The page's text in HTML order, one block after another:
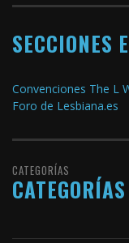
SECCIONES
Convenciones The L
Foro de Lesbiana.es
CATEGORÍAS